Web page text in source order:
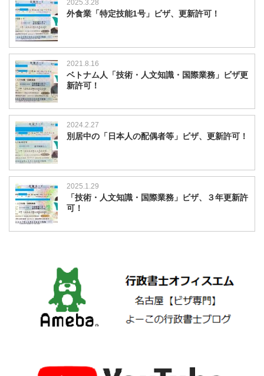
2025.3.28
外食業「特定技能1号」ビザ、更新許可！
2021.8.16
ベトナム人「技術・人文知識・国際業務」ビザ更
新許可！
2024.2.27
別居中の「日本人の配偶者等」ビザ、更新許可！
2025.1.29
「技術・人文知識・国際業務」ビザ、３年更新許
可！